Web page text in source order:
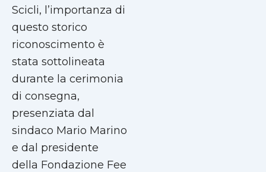
Scicli, l’importanza di
questo storico
riconoscimento è
stata sottolineata
durante la cerimonia
di consegna,
presenziata dal
sindaco Mario Marino
e dal presidente
della Fondazione Fee